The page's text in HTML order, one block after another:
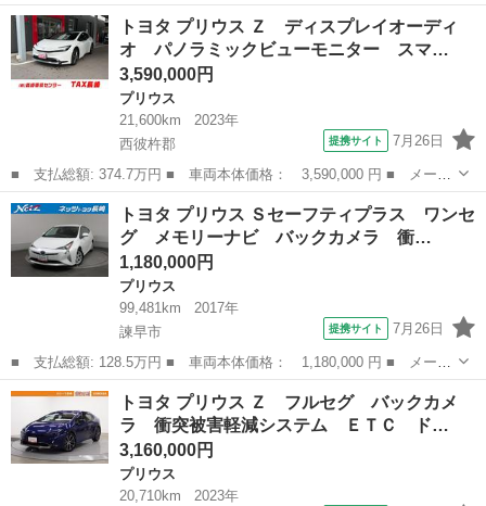
名： トヨタ ■ 車種名： プリウス ■ グレード名： Ｓ ■ 排気
量： 1800cc ■ ドア枚数： 5D ■ ミッション： CVT ■ 店舗...
鹿児島 鹿児島市 プリウス
トヨタ プリウス Ｚ ディスプレイオーディ
オ パノラミックビューモニター スマ…
3,590,000円
プリウス
21,600km
2023年
西彼杵郡
提携サイト 7月26日
■ 支払総額: 374.7万円 ■ 車両本体価格： 3,590,000 円 ■ メーカ
ー名： トヨタ ■ 車種名： プリウス ■ グレード名： Ｚ ディ
スプレイオーディオ パノラミックビューモニター スマートキー
セーフテ...
長崎 西彼杵郡 プリウス
トヨタ プリウス Ｓセーフティプラス ワンセ
グ メモリーナビ バックカメラ 衝…
1,180,000円
プリウス
99,481km
2017年
諫早市
提携サイト 7月26日
■ 支払総額: 128.5万円 ■ 車両本体価格： 1,180,000 円 ■ メーカ
ー名： トヨタ ■ 車種名： プリウス ■ グレード名： Ｓセーフ
ティプラス ワンセグ メモリーナビ バックカメラ 衝突被害軽減
システム...
長崎 諫早市 プリウス
トヨタ プリウス Ｚ フルセグ バックカメ
ラ 衝突被害軽減システム ＥＴＣ ド…
3,160,000円
プリウス
20,710km
2023年